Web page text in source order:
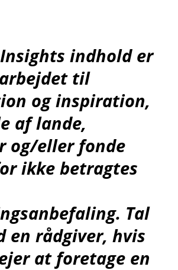
indhold er
til
og inspiration,
af lande,
og/eller fonde
ikke betragtes
Tal
en rådgiver, hvis
at foretage en